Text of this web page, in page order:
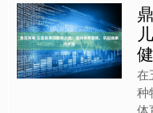
在
种
体